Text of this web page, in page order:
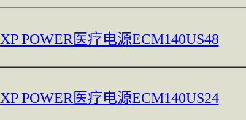
XP POWER医疗电源ECM140US48
XP POWER医疗电源ECM140US24